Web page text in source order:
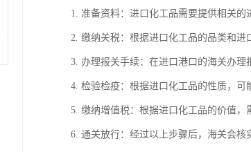
1. 准备资料：进口化工品需要提供相关的
2. 缴纳关税：根据进口化工品的品类和进
3. 办理报关手续：在进口港口的海关办理
4. 检验检疫：根据进口化工品的性质，可
5. 缴纳增值税：根据进口化工品的价值，
6. 通关放行：经过以上步骤后，海关会核